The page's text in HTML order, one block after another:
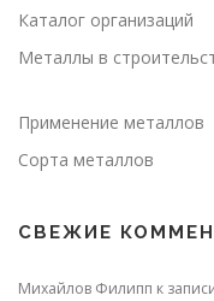
Каталог организаций
Металлы в
Применение металлов
Сорта металлов
СВЕЖИЕ
Михайлов Филипп к